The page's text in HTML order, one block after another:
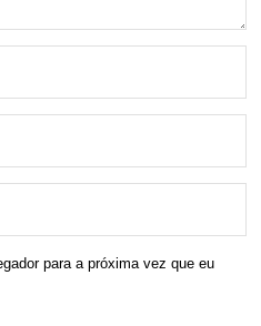
para a próxima vez que eu